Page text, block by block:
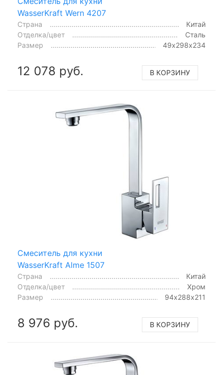
WasserKraft Wern 4207
Страна
Китай
Отделка/цвет
Сталь
Размер
49х298х234
12 078 руб. В КОРЗИНУ
Смеситель для кухни
WasserKraft Alme 1507
Страна
Китай
Отделка/цвет
Хром
Размер
94х288х211
8 976 руб. В КОРЗИНУ